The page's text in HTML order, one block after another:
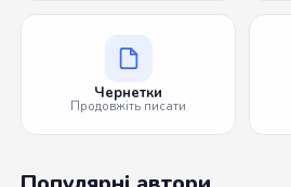
Чернетки
Продовжіть писати